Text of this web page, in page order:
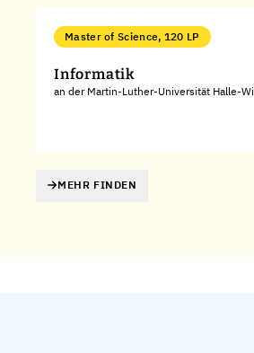
Master of Science, 120 LP
Informatik
an der Martin-Luther-Universität Halle-
MEHR FINDEN